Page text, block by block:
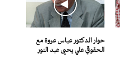
حوار الدكتور عباس عروة مع
الحقوقي علي يحيى عبد النور